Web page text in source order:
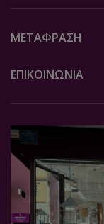
ΜΕΤΆΦΡΑΣΗ
ΕΠΙΚΟΙΝΩΝΙΑ